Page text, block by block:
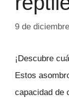
9 de
¡Descubre
Estos
capacidad de